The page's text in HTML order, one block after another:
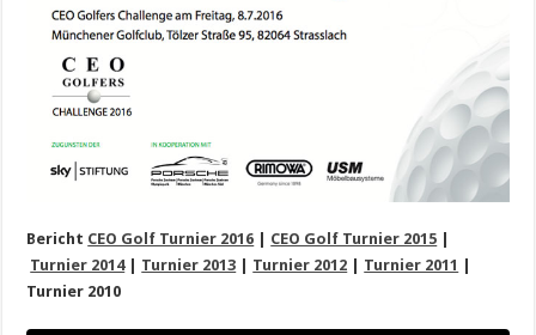
Bericht CEO Golf Turnier 2016 CEO Golf Turnier 2015
Turnier 2014| Turnier 2013 Turnier 2012 Turnier 2011
Turnier 2010